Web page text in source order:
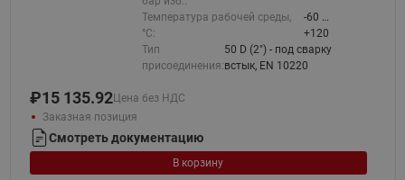
Температура рабочей среды,
°С:
-60 …
+120
Тип
присоединения:
50 D (2") - под сварку
встык, EN 10220
₽15 135.92Цена без НДС
Заказная позиция
Смотреть документацию
В корзину